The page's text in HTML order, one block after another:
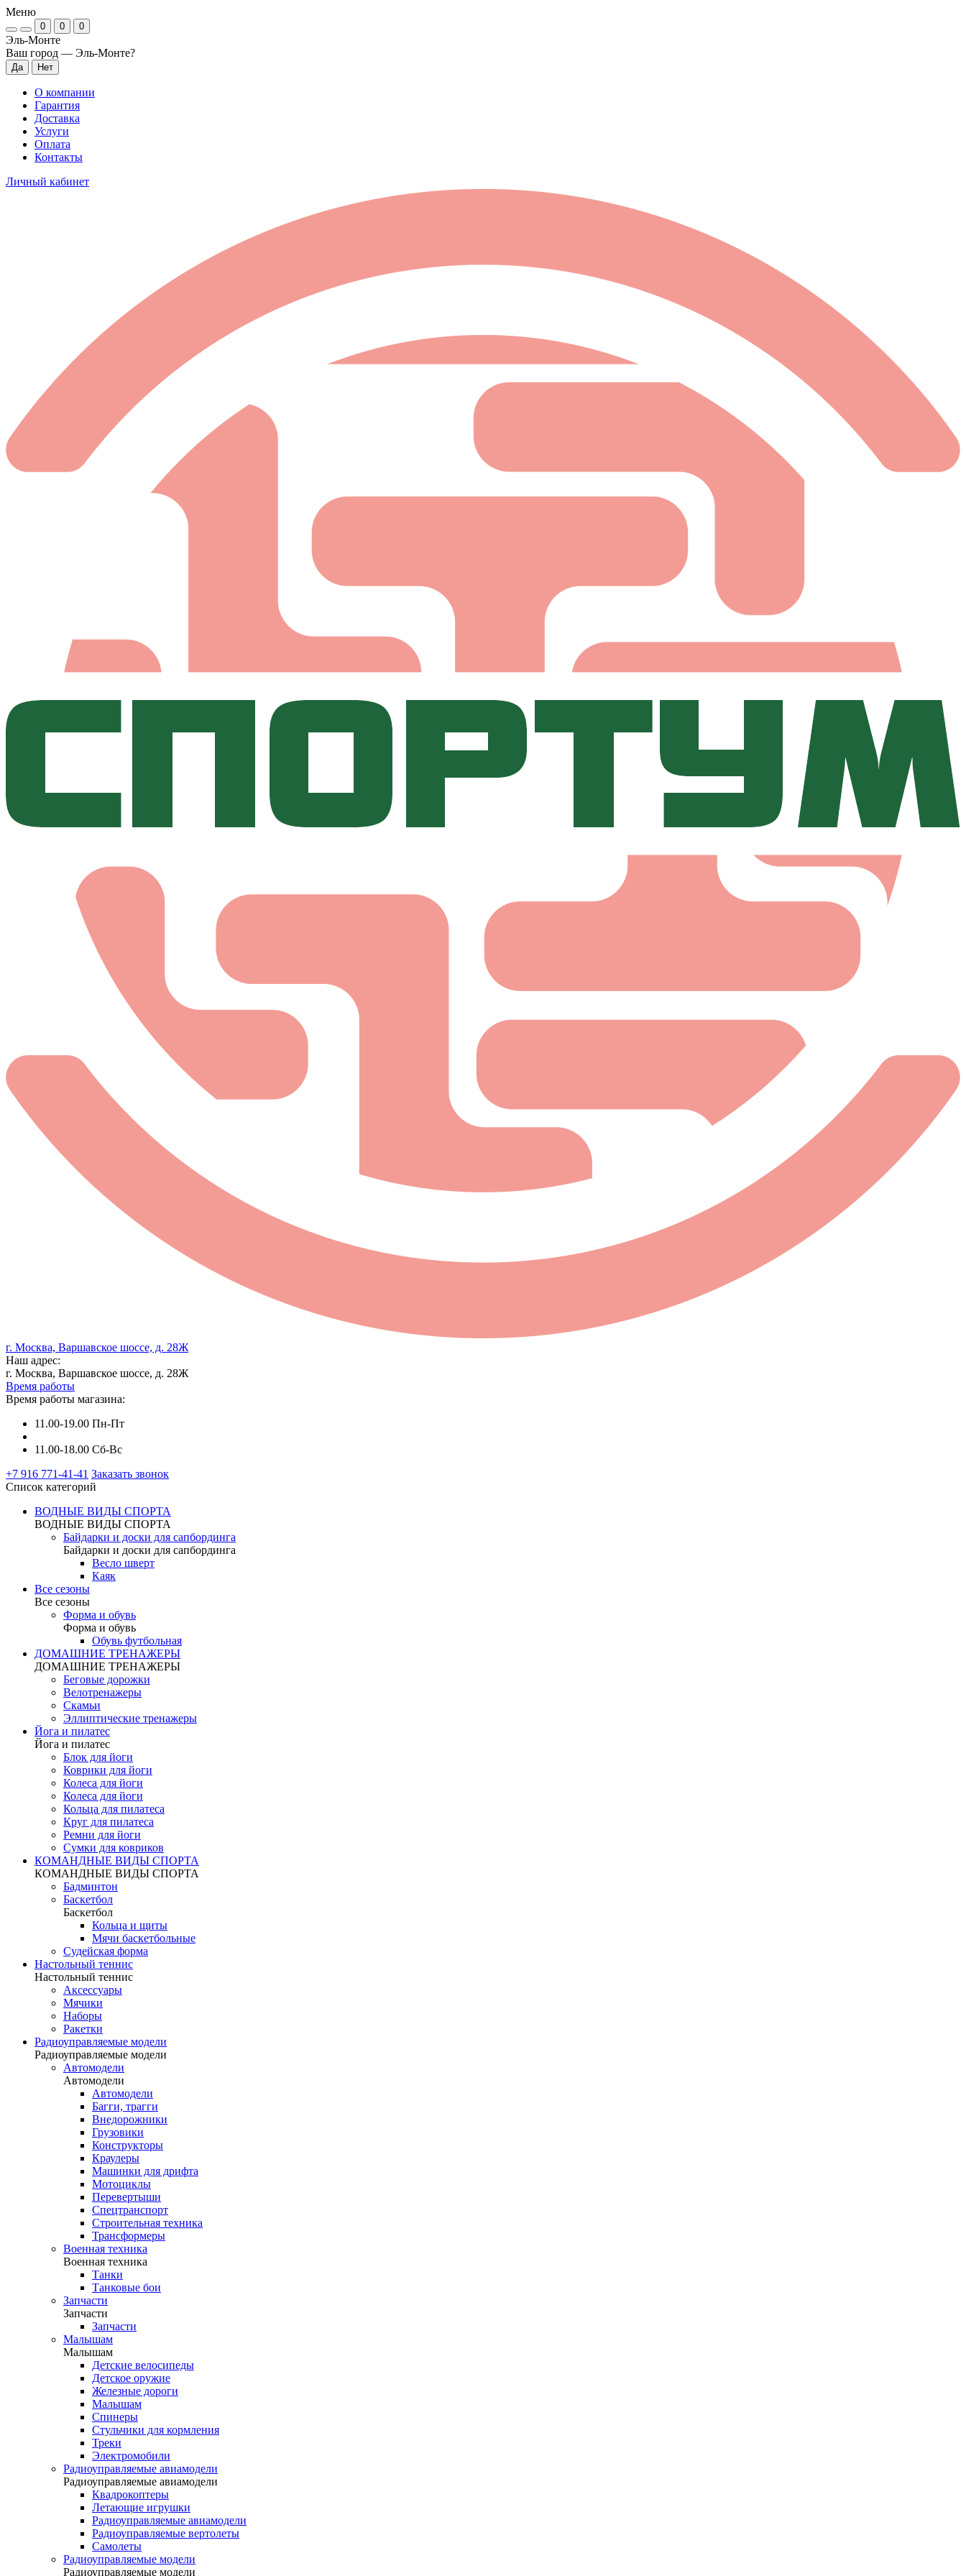
Меню
0 0 0
Эль-Монте
Ваш город — Эль-Монте?
О компании
Гарантия
Доставка
Услуги
Оплата
Контакты
Личный кабинет
г. Москва, Варшавское шоссе, д. 28Ж
Наш адрес:
г. Москва, Варшавское шоссе, д. 28Ж
Время работы
Время работы магазина:
11.00-19.00 Пн-Пт
11.00-18.00 Сб-Вс
+7 916 771-41-41 Заказать звонок
Список категорий
ВОДНЫЕ ВИДЫ СПОРТА
ВОДНЫЕ ВИДЫ СПОРТА
Байдарки и доски для сапбординга
Байдарки и доски для сапбординга
Весло шверт
Каяк
Все сезоны
Все сезоны
Форма и обувь
Форма и обувь
Обувь футбольная
ДОМАШНИЕ ТРЕНАЖЕРЫ
ДОМАШНИЕ ТРЕНАЖЕРЫ
Беговые дорожки
Велотренажеры
Скамьи
Эллиптические тренажеры
Йога и пилатес
Йога и пилатес
Блок для йоги
Коврики для йоги
Колеса для йоги
Колеса для йоги
Кольца для пилатеса
Круг для пилатеса
Ремни для йоги
Сумки для ковриков
КОМАНДНЫЕ ВИДЫ СПОРТА
КОМАНДНЫЕ ВИДЫ СПОРТА
Бадминтон
Баскетбол
Баскетбол
Кольца и щиты
Мячи баскетбольные
Судейская форма
Настольный теннис
Настольный теннис
Аксессуары
Мячики
Наборы
Ракетки
Радиоуправляемые модели
Радиоуправляемые модели
Автомодели
Автомодели
Автомодели
Багги, трагги
Внедорожники
Грузовики
Конструкторы
Краулеры
Машинки для дрифта
Мотоциклы
Перевертыши
Спецтранспорт
Строительная техника
Трансформеры
Военная техника
Военная техника
Танки
Танковые бои
Запчасти
Запчасти
Запчасти
Малышам
Малышам
Детские велосипеды
Детское оружие
Железные дороги
Малышам
Спинеры
Стульчики для кормления
Треки
Электромобили
Радиоуправляемые авиамодели
Радиоуправляемые авиамодели
Квадрокоптеры
Летающие игрушки
Радиоуправляемые авиамодели
Радиоуправляемые вертолеты
Самолеты
Радиоуправляемые модели
Радиоуправляемые модели